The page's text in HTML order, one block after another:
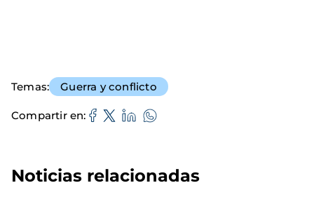
Temas Guerra y conflicto
Compartir en
Noticias relacionadas